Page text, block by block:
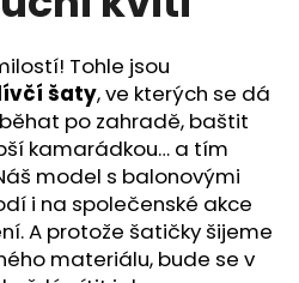
Tohle jsou
šaty, ve kterých se dá
po zahradě, baštit
kamarádkou… a tím
model s balonovými
i na společenské akce
A protože šatičky šijeme
materiálu, bude se v